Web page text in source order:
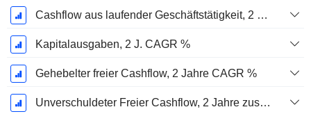
Cashflow aus laufender Geschäftstätigkeit, 2 Jahre CAGR %
Kapitalausgaben, 2 J. CAGR %
Gehebelter freier Cashflow, 2 Jahre CAGR %
Unverschuldeter Freier Cashflow, 2 Jahre zusammengesetzte jährliche Wachstumsrate %